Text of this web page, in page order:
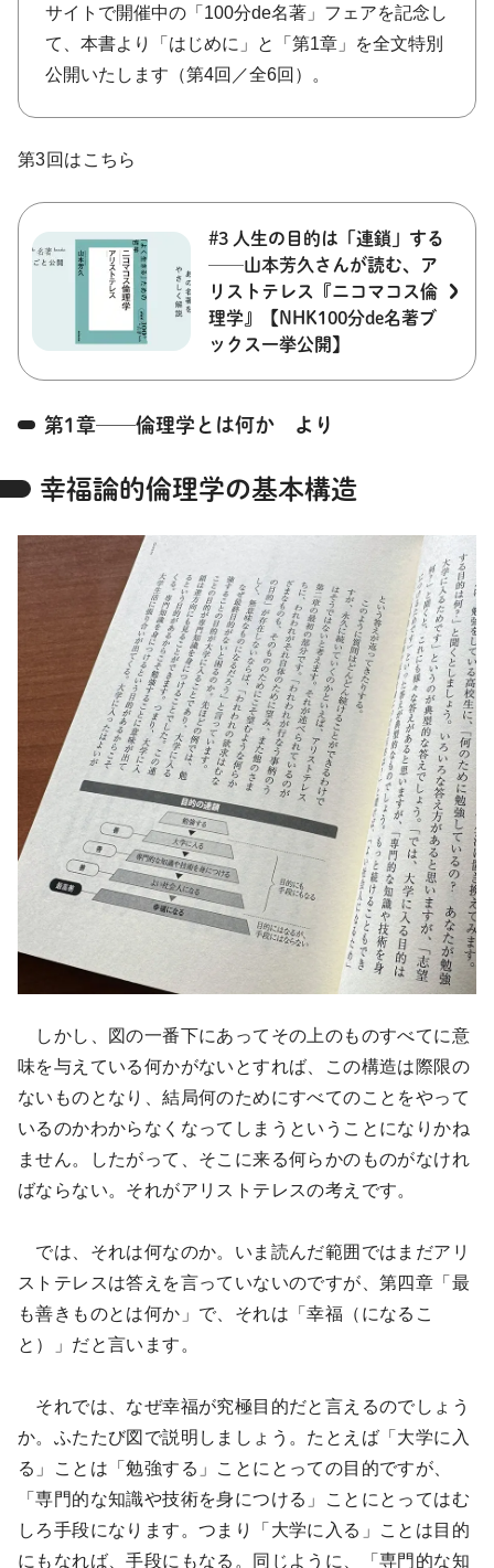
サイトで開催中の「100分de名著」フェアを記念し
て、本書より「はじめに」と「第1章」を全文特別
公開いたします（第4回／全6回）。
第3回はこちら
#3 人生の目的は「連鎖」する
──山本芳久さんが読む、ア
リストテレス『ニコマコス倫
理学』【NHK100分de名著ブ
ックス一挙公開】
第1章──倫理学とは何か より
幸福論的倫理学の基本構造
しかし、図の一番下にあってその上のものすべてに意
味を与えている何かがないとすれば、この構造は際限の
ないものとなり、結局何のためにすべてのことをやって
いるのかわからなくなってしまうということになりかね
ません。したがって、そこに来る何らかのものがなけれ
ばならない。それがアリストテレスの考えです。
では、それは何なのか。いま読んだ範囲ではまだアリ
ストテレスは答えを言っていないのですが、第四章「最
も善きものとは何か」で、それは「幸福（になるこ
と）」だと言います。
それでは、なぜ幸福が究極目的だと言えるのでしょう
か。ふたたび図で説明しましょう。たとえば「大学に入
る」ことは「勉強する」ことにとっての目的ですが、
「専門的な知識や技術を身につける」ことにとってはむ
しろ手段になります。つまり「大学に入る」ことは目的
にもなれば、手段にもなる。同じように、「専門的な知